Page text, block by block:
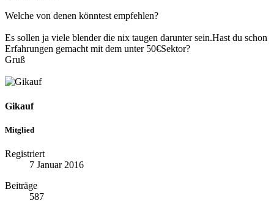
Welche von denen könntest empfehlen?
Es sollen ja viele blender die nix taugen darunter sein.Hast du schon
Erfahrungen gemacht mit dem unter 50€Sektor?
Gruß
Gikauf
Mitglied
Registriert
7 Januar 2016
Beiträge
587